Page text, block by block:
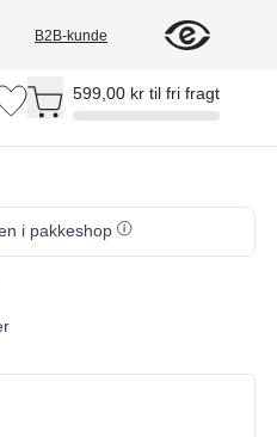
B2B-kunde
Toggle minicart, Cart is empty
599,00 kr til fri fragt
i pakkeshop